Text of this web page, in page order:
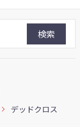
検索
デッドクロス